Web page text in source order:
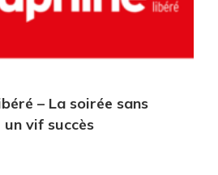
– La soirée sans
un vif succès